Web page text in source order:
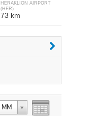
HERAKLION AIRPORT
(HER)
73 km
MM